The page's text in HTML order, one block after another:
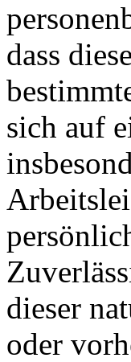
dass
sich auf
dieser
oder